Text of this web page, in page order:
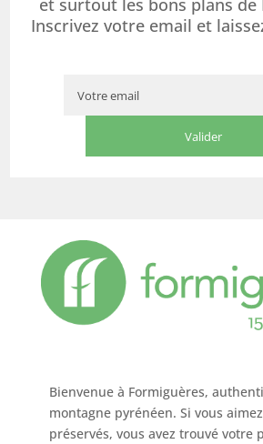
et surtout les bons plans de
Inscrivez votre email et
Bienvenue à Formiguères,
montagne pyrénéen. Si vous
préservés, vous avez trouvé votre